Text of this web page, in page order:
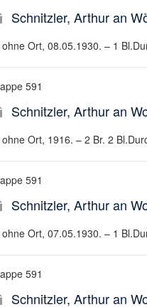
Schnitzler, Arthur an
ohne Ort, 08.05.1930. – 1
591
Schnitzler, Arthur an
ohne Ort, 1916. – 2 Br. 2
591
Schnitzler, Arthur an
ohne Ort, 07.05.1930. – 1
591
Schnitzler, Arthur an